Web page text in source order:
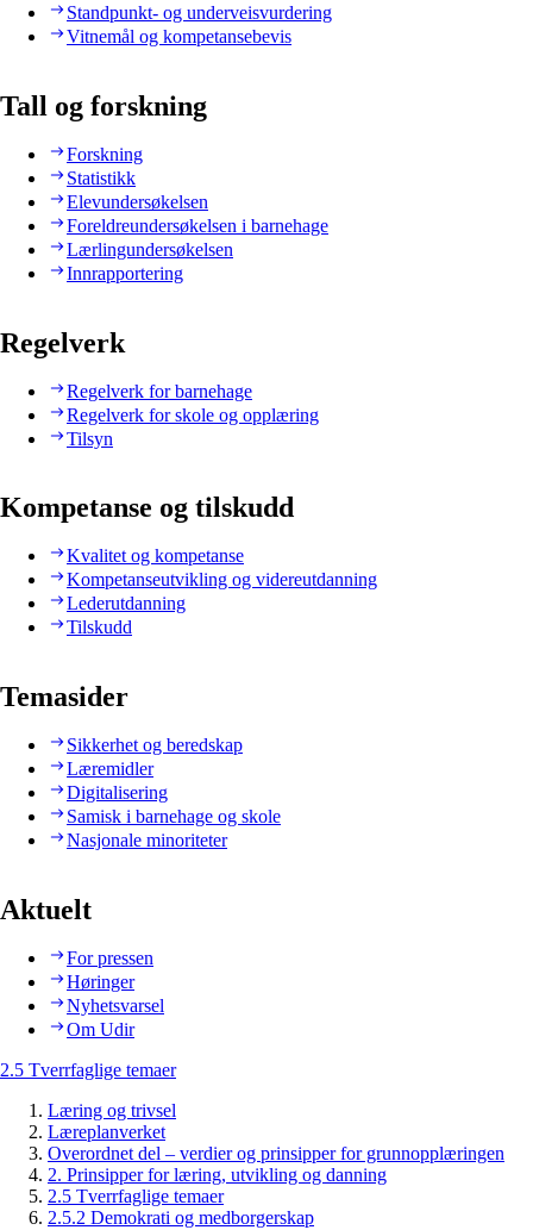
Standpunkt- og underveisvurdering
Vitnemål og kompetansebevis
Tall og forskning
Forskning
Statistikk
Elevundersøkelsen
Foreldreundersøkelsen i barnehage
Lærlingundersøkelsen
Innrapportering
Regelverk
Regelverk for barnehage
Regelverk for skole og opplæring
Tilsyn
Kompetanse og tilskudd
Kvalitet og kompetanse
Kompetanseutvikling og videreutdanning
Lederutdanning
Tilskudd
Temasider
Sikkerhet og beredskap
Læremidler
Digitalisering
Samisk i barnehage og skole
Nasjonale minoriteter
Aktuelt
For pressen
Høringer
Nyhetsvarsel
Om Udir
2.5 Tverrfaglige temaer
Læring og trivsel
Læreplanverket
Overordnet del – verdier og prinsipper for grunnopplæringen
2. Prinsipper for læring, utvikling og danning
2.5 Tverrfaglige temaer
2.5.2 Demokrati og medborgerskap